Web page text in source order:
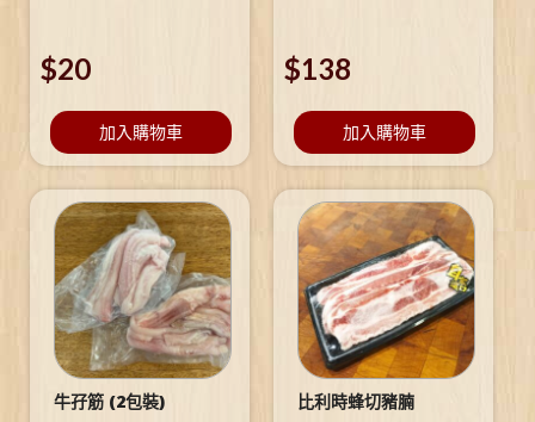
$20
加入購物車
$138
加入購物車
牛孖筋 (2包裝) 比利時蜂切豬腩